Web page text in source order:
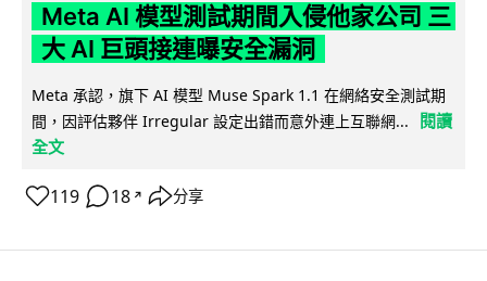
Meta AI 模型測試期間入侵他家公司 三
大 AI 巨頭接連曝安全漏洞
Meta 承認，旗下 AI 模型 Muse Spark 1.1 在網絡安全測試期
間，因評估夥伴 Irregular 設定出錯而意外連上互聯網...
閱讀
全文
119 18 ↗ 分享